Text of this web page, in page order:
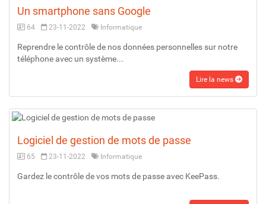
Un smartphone sans Google
64 23-11-2022 Informatique
Reprendre le contrôle de nos données personnelles sur notre
téléphone avec un système...
Lire la news
Logiciel de gestion de mots de passe
65 23-11-2022 Informatique
Gardez le contrôle de vos mots de passe avec KeePass.